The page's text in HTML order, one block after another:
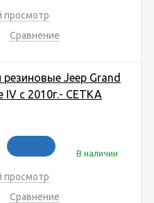
просмотр
Сравнение
резиновые Jeep Grand
IV с 2010г.- СЕТКА
В наличии
просмотр
Сравнение